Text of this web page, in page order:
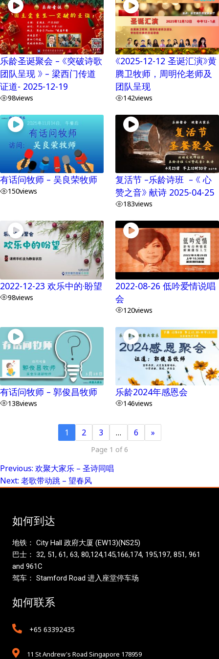
乐龄圣诞聚会 – 《突破诗歌
团队呈现 》 – 梁西门传道
证道- 2025-12-19
98views
《2025-12-12 圣诞汇演》黄
腾卫牧师，周明伦老师及
团队呈现
142views
有话问牧师 – 吴良荣牧师
150views
复活节 –乐龄诗班 – 《 心
赞之音》 献诗 2025-04-25
183views
2022-12-23 欢乐中的·盼望
98views
2022-08-26 低吟爱情说唱
会
120views
有话问牧师 – 郭俊昌牧师
138views
乐龄2024年感恩会
146views
1 2 3 … 6 »
Page 1 of 6
Post
Previous: 欢聚大家乐 – 圣诗同唱
Next: 老歌带动跳 – 望春风
如何到达
地铁： City Hall 政府大厦 (EW13)(NS25)
巴士： 32, 51, 61, 63, 80,124,145,166,174, 195,197, 851, 961
and 961C
驾车： Stamford Road 进入座堂停车场
如何联系
+65 63392435
11 St Andrew's Road Singapore 178959